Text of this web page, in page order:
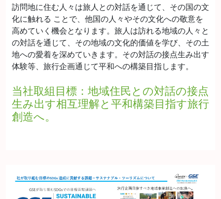
訪問地に住む人々は旅人との対話を通じて、その国の文
化に触れる ことで、他国の人々やその文化への敬意を
高めていく機会となります。旅人は訪れる地域の人々と
の対話を通じて、その地域の文化的価値を学び、その土
地への愛着を深めていきます。その対話の接点生み出す
体験等、旅行企画通じて平和への構築目指します。
当社取組目標：地域住民との対話の接点
生み出す相互理解と平和構築目指す旅行
創造へ。